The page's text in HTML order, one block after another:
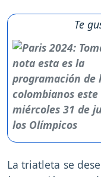
Te
La triatleta se